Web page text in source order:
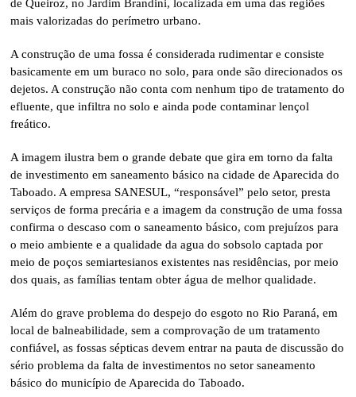
de Queiroz, no Jardim Brandini, localizada em uma das regiões
mais valorizadas do perímetro urbano.
A construção de uma fossa é considerada rudimentar e consiste
basicamente em um buraco no solo, para onde são direcionados os
dejetos. A construção não conta com nenhum tipo de tratamento do
efluente, que infiltra no solo e ainda pode contaminar lençol
freático.
A imagem ilustra bem o grande debate que gira em torno da falta
de investimento em saneamento básico na cidade de Aparecida do
Taboado. A empresa SANESUL, “responsável” pelo setor, presta
serviços de forma precária e a imagem da construção de uma fossa
confirma o descaso com o saneamento básico, com prejuízos para
o meio ambiente e a qualidade da agua do sobsolo captada por
meio de poços semiartesianos existentes nas residências, por meio
dos quais, as famílias tentam obter água de melhor qualidade.
Além do grave problema do despejo do esgoto no Rio Paraná, em
local de balneabilidade, sem a comprovação de um tratamento
confiável, as fossas sépticas devem entrar na pauta de discussão do
sério problema da falta de investimentos no setor saneamento
básico do município de Aparecida do Taboado.